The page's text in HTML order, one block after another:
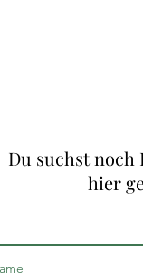
Du suchst noch
hier